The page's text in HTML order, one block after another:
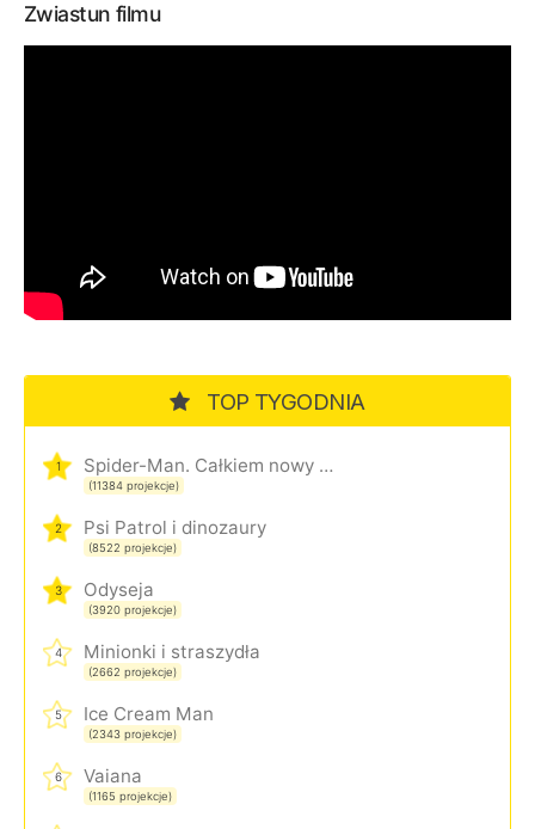
Zwiastun filmu
TOP TYGODNIA
1 Spider-Man. Całkiem nowy dzień
(11384 projekcje)
2 Psi Patrol i dinozaury
(8522 projekcje)
3 Odyseja
(3920 projekcje)
4 Minionki i straszydła
(2662 projekcje)
5 Ice Cream Man
(2343 projekcje)
6 Vaiana
(1165 projekcje)